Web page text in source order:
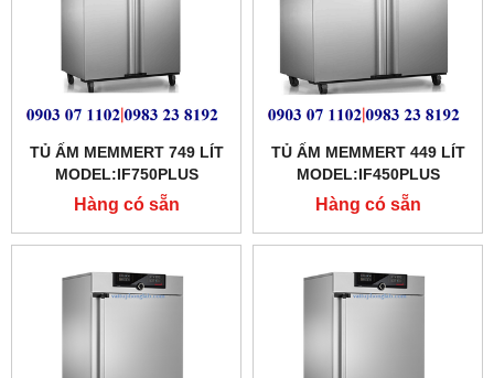
TỦ ẤM MEMMERT 749 LÍT
MODEL:IF750PLUS
Hàng có sẵn
TỦ ẤM MEMMERT 449 LÍT
MODEL:IF450PLUS
Hàng có sẵn